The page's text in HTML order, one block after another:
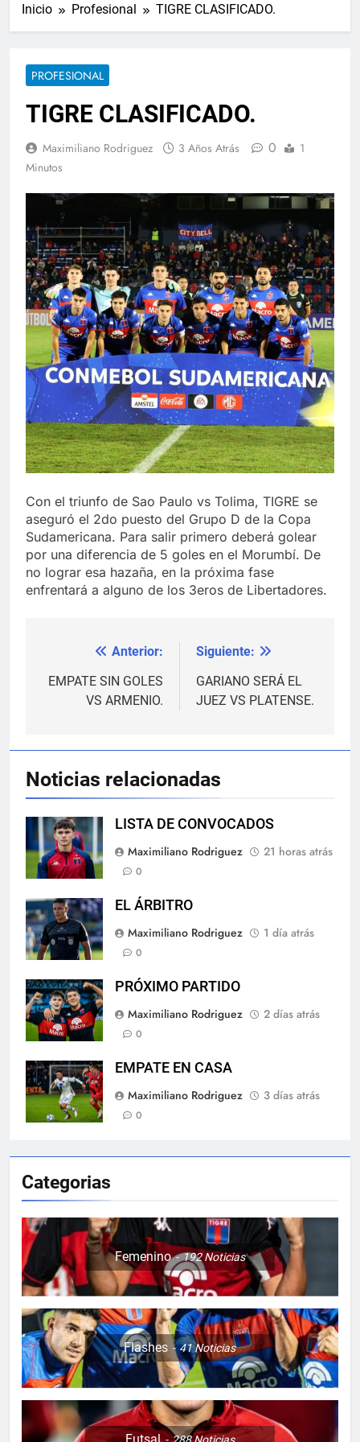
Inicio Profesional TIGRE CLASIFICADO.
PROFESIONAL
TIGRE CLASIFICADO.
Maximiliano Rodriguez 3 Años Atrás 0
1
Minutos
Con el triunfo de Sao Paulo vs Tolima, TIGRE se
aseguró el 2do puesto del Grupo D de la Copa
Sudamericana. Para salir primero deberá golear
por una diferencia de 5 goles en el Morumbí. De
no lograr esa hazaña, en la próxima fase
enfrentará a alguno de los 3eros de Libertadores.
Navegación
de
Anterior:
EMPATE SIN GOLES
VS ARMENIO.
Siguiente:
GARIANO SERÁ EL
JUEZ VS PLATENSE.
Noticias relacionadas
LISTA DE CONVOCADOS
Maximiliano Rodriguez
21 horas atrás
0
EL ÁRBITRO
Maximiliano Rodriguez
1 día atrás
0
PRÓXIMO PARTIDO
Maximiliano Rodriguez
2 días atrás
0
EMPATE EN CASA
Maximiliano Rodriguez
3 días atrás
0
Categorias
Femenino 192Noticias
Flashes 41Noticias